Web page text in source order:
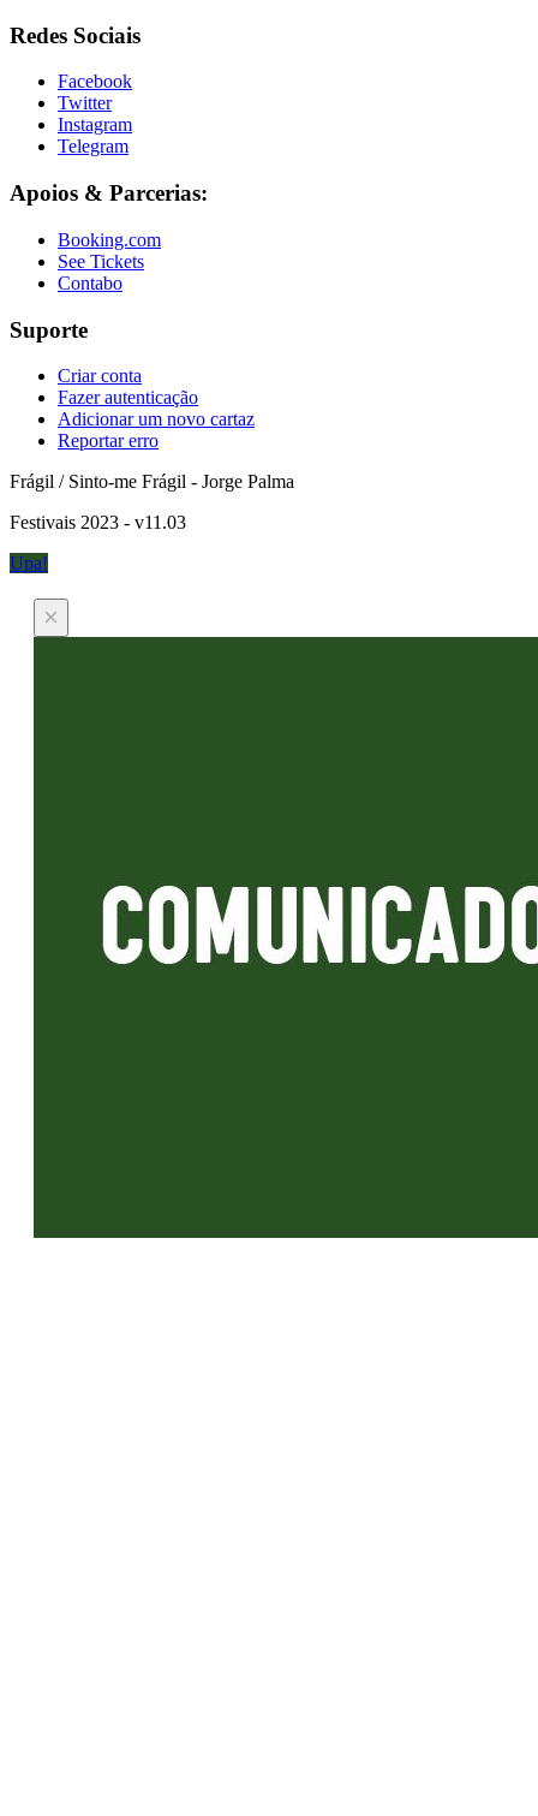
Redes Sociais
Facebook
Twitter
Instagram
Telegram
Apoios & Parcerias:
Booking.com
See Tickets
Contabo
Suporte
Criar conta
Fazer autenticação
Adicionar um novo cartaz
Reportar erro
Frágil / Sinto-me Frágil - Jorge Palma
Festivais 2023 - v11.03
Upa!
×